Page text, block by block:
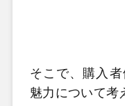
そこで、購入
魅力について考